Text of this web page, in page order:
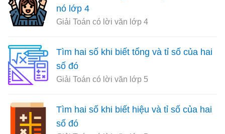
nó lớp 4
Giải Toán có lời văn lớp 4
Tìm hai số khi biết tổng và tỉ số của hai
số đó
Giải Toán có lời văn lớp 5
Tìm hai số khi biết hiệu và tỉ số của hai
số đó